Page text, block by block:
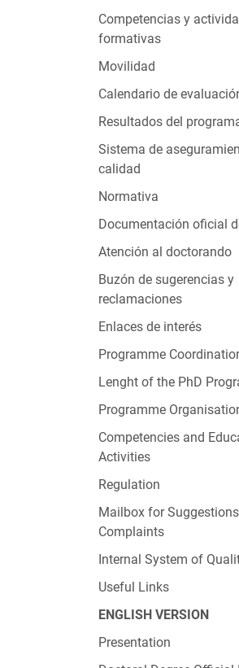
Competencias y
formativas
Movilidad
Calendario de
Resultados del
Sistema de
calidad
Normativa
Documentación oficial
Atención al doctorando
Buzón de sugerencias y
reclamaciones
Enlaces de interés
Programme
Lenght of the PhD
Programme
Competencies and
Activities
Regulation
Mailbox for
Complaints
Internal System of
Useful Links
ENGLISH VERSION
Presentation